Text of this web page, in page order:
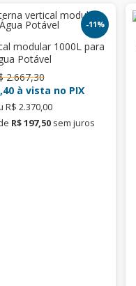
-11%
modular 1000L para
Potável
2.667,30
à vista no PIX
R$ 2.370,00
R$ 197,50sem juros